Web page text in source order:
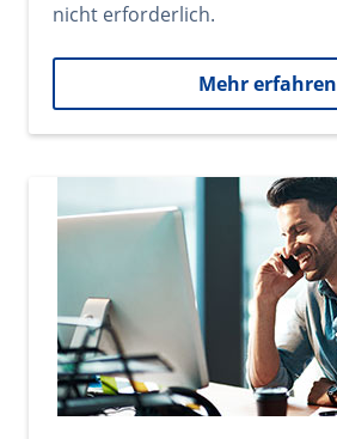
nicht erforderlich.
Mehr erfahren